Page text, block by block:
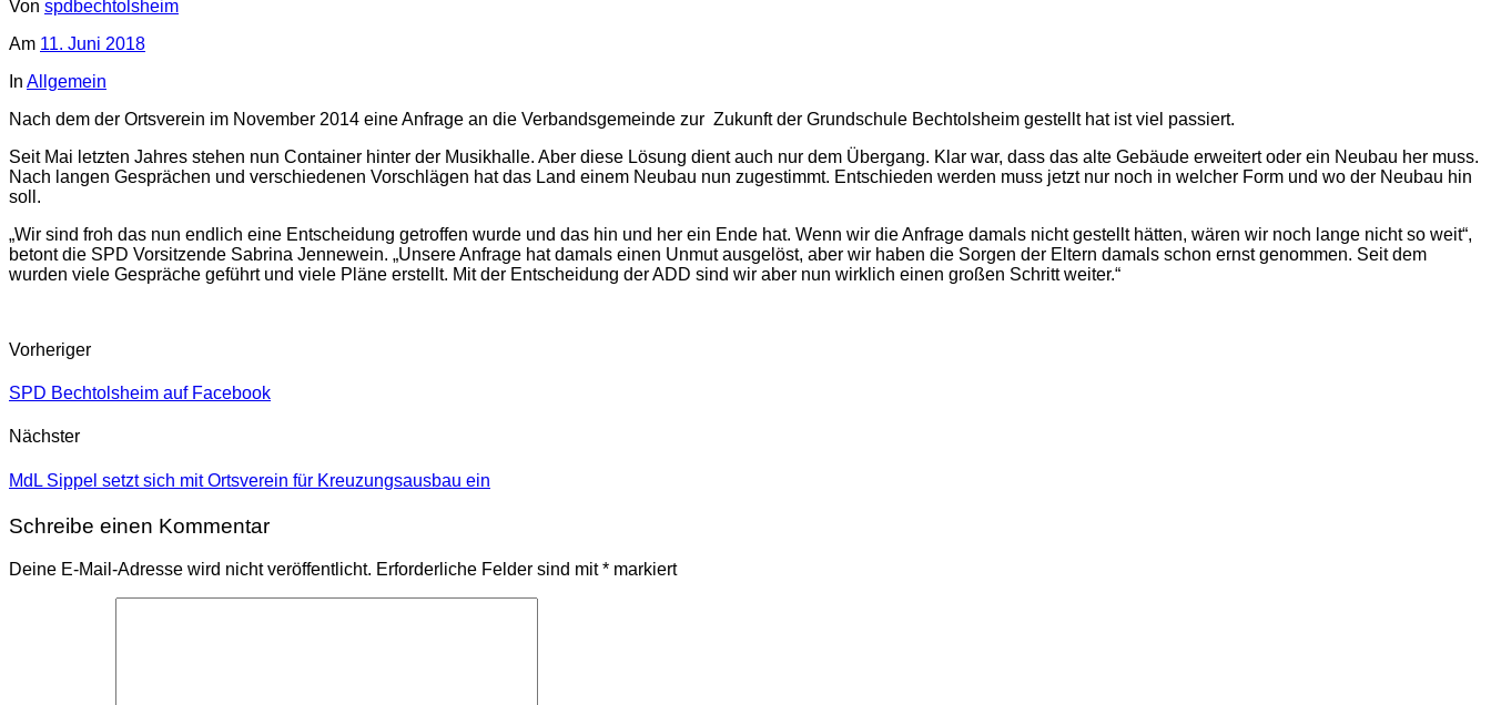
Von spdbechtolsheim
Am 11. Juni 2018
In Allgemein
Nach dem der Ortsverein im November 2014 eine Anfrage an die Verbandsgemeinde zur Zukunft der Grundschule Bechtolsheim gestellt hat ist viel passiert.
Seit Mai letzten Jahres stehen nun Container hinter der Musikhalle. Aber diese Lösung dient auch nur dem Übergang. Klar war, dass das alte Gebäude erweitert oder ein Neubau her muss.
Nach langen Gesprächen und verschiedenen Vorschlägen hat das Land einem Neubau nun zugestimmt. Entschieden werden muss jetzt nur noch in welcher Form und wo der Neubau hin
soll.
„Wir sind froh das nun endlich eine Entscheidung getroffen wurde und das hin und her ein Ende hat. Wenn wir die Anfrage damals nicht gestellt hätten, wären wir noch lange nicht so weit“,
betont die SPD Vorsitzende Sabrina Jennewein. „Unsere Anfrage hat damals einen Unmut ausgelöst, aber wir haben die Sorgen der Eltern damals schon ernst genommen. Seit dem
wurden viele Gespräche geführt und viele Pläne erstellt. Mit der Entscheidung der ADD sind wir aber nun wirklich einen großen Schritt weiter.“
Vorheriger
SPD Bechtolsheim auf Facebook
Nächster
MdL Sippel setzt sich mit Ortsverein für Kreuzungsausbau ein
Schreibe einen Kommentar
Deine E-Mail-Adresse wird nicht veröffentlicht. Erforderliche Felder sind mit* markiert